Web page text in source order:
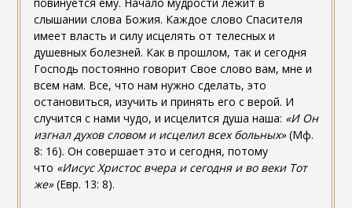
слышании слова Божия. Каждое слово Спасителя
имеет власть и силу исцелять от телесных и
душевных болезней. Как в прошлом, так и сегодня
Господь постоянно говорит Свое слово вам, мне и
всем нам. Все, что нам нужно сделать, это
остановиться, изучить и принять его с верой. И
случится с нами чудо, и исцелится душа наша: «И Он
изгнал духов словом и исцелил всех больных»(Мф.
8: 16). Он совершает это и сегодня, потому
что «Иисус Христос вчера и сегодня и во веки Тот
же»(Евр. 13: 8).